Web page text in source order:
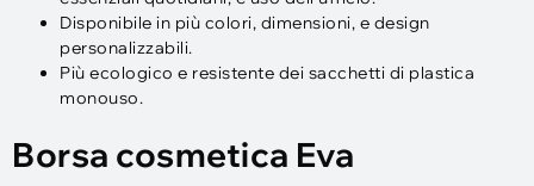
Disponibile in più colori, dimensioni, e design
personalizzabili.
Più ecologico e resistente dei sacchetti di plastica
monouso.
Borsa cosmetica Eva